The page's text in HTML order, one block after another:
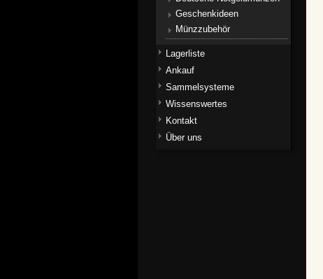
Geschenkideen
Münzzubehör
Lagerliste
Ankauf
Sammelsysteme
Wissenswertes
Kontakt
Über uns